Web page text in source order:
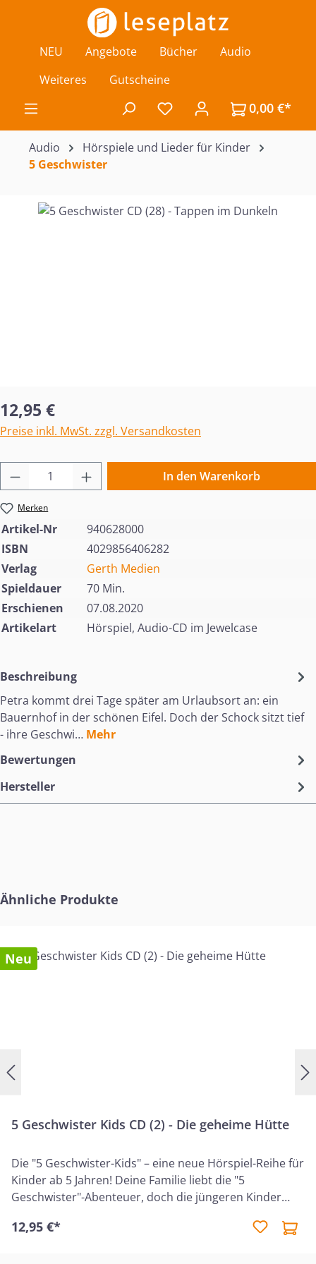
Zum Hauptinhalt springen
NEU Angebote Bücher
Audio
Weiteres
Gutscheine
Du hast 0 Produkte auf
0,00 €*
Audio
Hörspiele und Lieder für Kinder
5 Geschwister
Bildergalerie überspringen
Regulärer Preis:
12,95 €
Preise inkl. MwSt. zzgl. Versandkosten
Produkt Anzahl: Gib den gewünschten
In den Warenkorb
Merken
Artikel-Nr
940628000
ISBN
4029856406282
Verlag
Gerth Medien
Spieldauer
70 Min.
Erschienen
07.08.2020
Artikelart
Hörspiel, Audio-CD im Jewelcase
Beschreibung
Petra kommt drei Tage später am Urlaubsort an: ein
Bauernhof in der schönen Eifel. Doch der Schock sitzt tief
- ihre Geschwi… Mehr
Bewertungen
Hersteller
Produktgalerie überspringen
Ähnliche Produkte
Neu
5 Geschwister Kids CD (2) - Die geheime Hütte
Die "5 Geschwister-Kids" – eine neue Hörspiel-Reihe für
Kinder ab 5 Jahren! Deine Familie liebt die "5
Geschwister"-Abenteuer, doch die jüngeren Kinder
der "5 Geschwister Kids" hoffentlich zum neuen
12,95 €*